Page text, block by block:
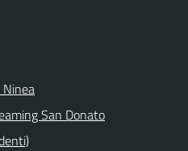
San Donato